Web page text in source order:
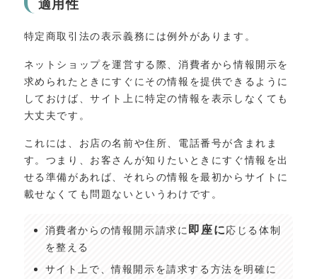
適用性
特定商取引法の表示義務には例外があります。
ネットショップを運営する際、消費者から情報開示を
求められたときにすぐにその情報を提供できるように
しておけば、サイト上に特定の情報を表示しなくても
大丈夫です。
これには、お店の名前や住所、電話番号が含まれま
す。つまり、お客さんが知りたいときにすぐ情報を出
せる準備があれば、それらの情報を最初からサイトに
載せなくても問題ないというわけです。
消費者からの情報開示請求に 即座に応じる体制
を整える
サイト上で、情報開示を請求する方法を明確に